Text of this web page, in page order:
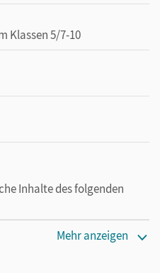
Klassen 5/7-10
Inhalte des folgenden
Mehr anzeigen